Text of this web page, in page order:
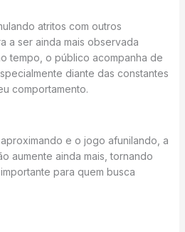
atritos com outros
a ser ainda mais observada
tempo, o público acompanha de
diante das constantes
comportamento.
e o jogo afunilando, a
aumente ainda mais, tornando
para quem busca